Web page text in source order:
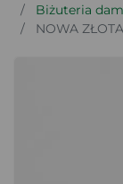
Biżuteria
NOWA